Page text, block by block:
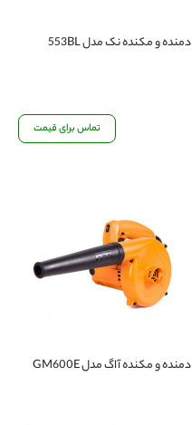
دمنده و مکنده نک مدل 553BL
تماس برای قیمت
دمنده و مکنده آاگ مدل GM600E